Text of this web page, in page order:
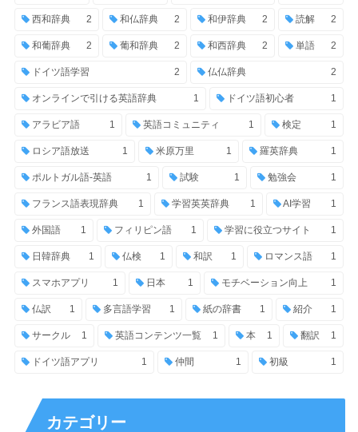
西和辞典 2 和仏辞典 2 和伊辞典 2 読解 2
和葡辞典 2 葡和辞典 2 和西辞典 2 単語 2
ドイツ語学習 2 仏仏辞典 2
オンラインで引ける英語辞典 1 ドイツ語初心者 1
アラビア語 1 英語コミュニティ 1 検定 1
ロシア語放送 1 米原万里 1 羅英辞典 1
ポルトガル語-英語 1 試験 1 勉強会 1
フランス語表現辞典 1 学習英英辞典 1 AI学習 1
外国語 1 フィリピン語 1 学習に役立つサイト 1
日韓辞典 1 仏検 1 和訳 1 ロマンス語 1
スマホアプリ 1 日本 1 モチベーション向上 1
仏訳 1 多言語学習 1 紙の辞書 1 紹介 1
サークル 1 英語コンテンツ一覧 1 本 1 翻訳 1
ドイツ語アプリ 1 仲間 1 初級 1
カテゴリー